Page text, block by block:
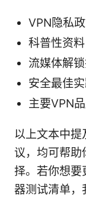
VPN隐私
科普性资
流媒体解
安全最佳
主要VPN
以上文本中
议，均可帮
择。若你想要
器测试清单，